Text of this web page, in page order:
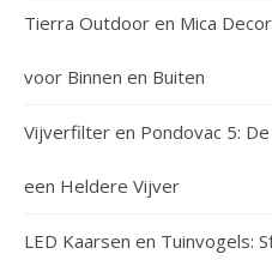
Tierra Outdoor en Mica
voor Binnen en Buiten
Vijverfilter en Pondovac 5:
een Heldere Vijver
LED Kaarsen en Tuinvogels: